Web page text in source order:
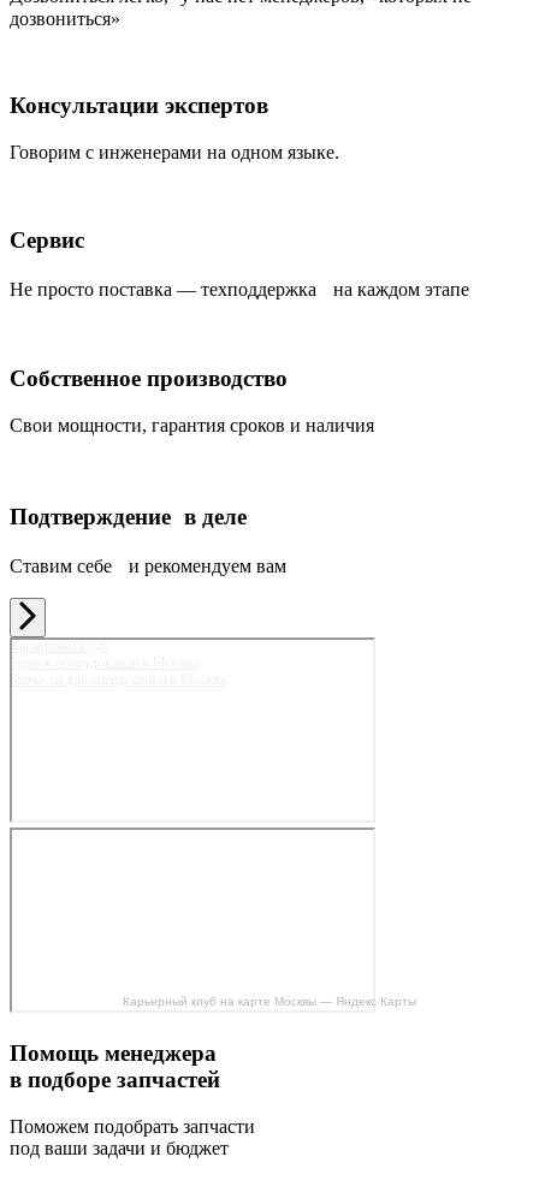
дозвониться»
Консультации экспертов
Говорим с инженерами на одном языке.
Сервис
Не просто поставка — техподдержка на каждом этапе
Собственное производство
Свои мощности, гарантия сроков и наличия
Подтверждение в деле
Ставим себе и рекомендуем вам
Карьерный клуб на карте Москвы — Яндекс Карты
Помощь менеджера
в подборе запчастей
Поможем подобрать запчасти
под ваши задачи и бюджет